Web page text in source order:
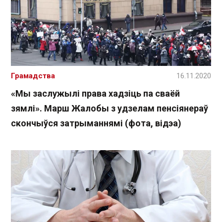
«Мы заслужылі права хадзіць па сваёй
зямлі». Марш Жалобы з удзелам пенсіянераў
скончыўся затрыманнямі (фота, відэа)
Грамадства 16.11.2020